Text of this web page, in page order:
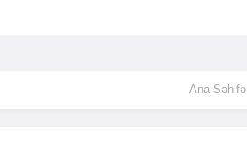
Ana Səhifə